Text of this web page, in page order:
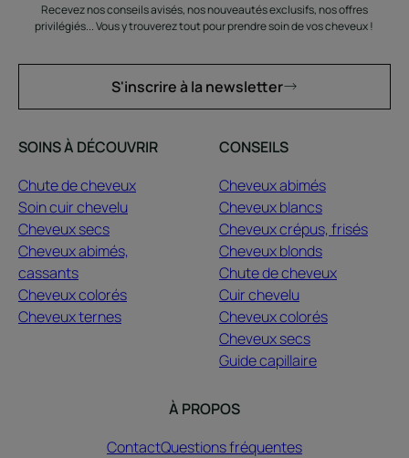
Recevez nos conseils avisés, nos nouveautés exclusifs, nos offres
privilégiés... Vous y trouverez tout pour prendre soin de vos cheveux !
S'inscrire à la newsletter
SOINS À DÉCOUVRIR
Chute de cheveux
Soin cuir chevelu
Cheveux secs
Cheveux abimés,
cassants
Cheveux colorés
Cheveux ternes
CONSEILS
Cheveux abimés
Cheveux blancs
Cheveux crépus, frisés
Cheveux blonds
Chute de cheveux
Cuir chevelu
Cheveux colorés
Cheveux secs
Guide capillaire
À PROPOS
ContactQuestions fréquentes